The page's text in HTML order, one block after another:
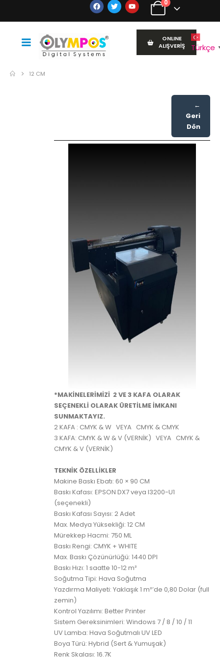
0
ONLINE
ALIŞVERİŞ
Türkçe
12 CM
←
Geri
Dön
*MAKİNELERİMİZİ 2 VE 3 KAFA OLARAK
SEÇENEKLİ OLARAK ÜRETİLME İMKANI
SUNMAKTAYIZ.
2 KAFA : CMYK & W VEYA CMYK & CMYK
3 KAFA: CMYK & W & V (VERNİK) VEYA CMYK &
CMYK & V (VERNİK)
TEKNİK ÖZELLİKLER
Makine Baskı Ebatı: 60 × 90 CM
Baskı Kafası: EPSON DX7 veya I3200-U1
(seçenekli)
Baskı Kafası Sayısı: 2 Adet
Max. Medya Yüksekliği: 12 CM
Mürekkep Hacmi: 750 ML
Baskı Rengi: CMYK + WHITE
Max. Baskı Çözünürlüğü: 1440 DPI
Baskı Hızı: 1 saatte 10-12 m²
Soğutma Tipi: Hava Soğutma
Yazdırma Maliyeti: Yaklaşık 1 m²’de 0,80 Dolar (full
zemin)
Kontrol Yazılımı: Better Printer
Sistem Gereksinimleri: Windows 7 / 8 / 10 / 11
UV Lamba: Hava Soğutmalı UV LED
Boya Türü: Hybrid (Sert & Yumuşak)
Renk Skalası: 16.7K